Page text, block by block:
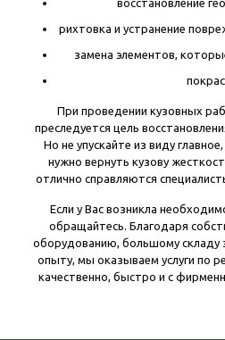
рихтовка и устранение
замена элементов,
При проведении кузовных
преследуется цель
Но не упускайте из виду
нужно вернуть кузову
отлично справляются
Если у Вас возникла
обращайтесь. Благодаря
оборудованию, большому складу
опыту, мы оказываем услуги по
качественно, быстро и с